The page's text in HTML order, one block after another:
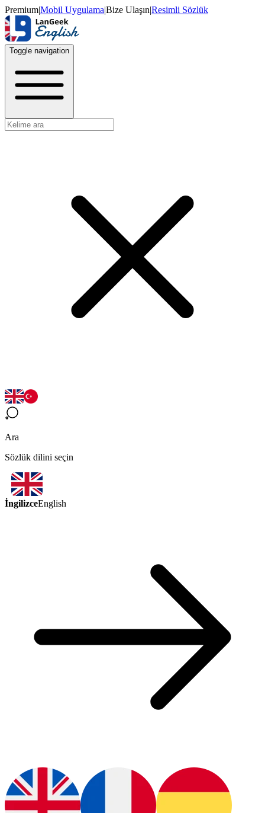
Premium|Mobil Uygulama|Bize Ulaşın|Resimli Sözlük
Toggle navigation
Ara
Sözlük dilini seçin
İngilizceEnglish